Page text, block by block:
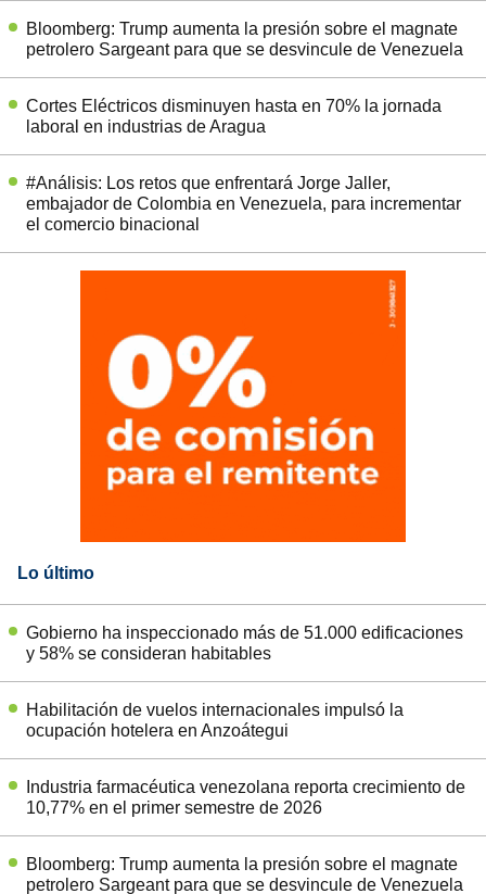
Bloomberg: Trump aumenta la presión sobre el magnate
petrolero Sargeant para que se desvincule de Venezuela
Cortes Eléctricos disminuyen hasta en 70% la jornada
laboral en industrias de Aragua
#Análisis: Los retos que enfrentará Jorge Jaller,
embajador de Colombia en Venezuela, para incrementar
el comercio binacional
Lo último
Gobierno ha inspeccionado más de 51.000 edificaciones
y 58% se consideran habitables
Habilitación de vuelos internacionales impulsó la
ocupación hotelera en Anzoátegui
Industria farmacéutica venezolana reporta crecimiento de
10,77% en el primer semestre de 2026
Bloomberg: Trump aumenta la presión sobre el magnate
petrolero Sargeant para que se desvincule de Venezuela